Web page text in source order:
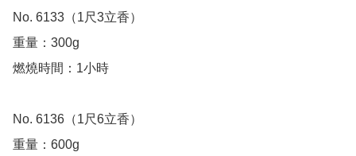
No. 6133（1尺3立香）
重量：300g
燃燒時間：1小時
No. 6136（1尺6立香）
重量：600g